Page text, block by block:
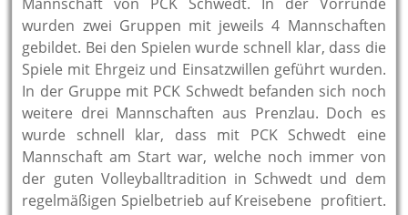
wurden zwei Gruppen mit jeweils 4 Mannschaften
gebildet. Bei den Spielen wurde schnell klar, dass die
Spiele mit Ehrgeiz und Einsatzwillen geführt wurden.
In der Gruppe mit PCK Schwedt befanden sich noch
weitere drei Mannschaften aus Prenzlau. Doch es
wurde schnell klar, dass mit PCK Schwedt eine
Mannschaft am Start war, welche noch immer von
der guten Volleyballtradition in Schwedt und dem
regelmäßigen Spielbetrieb auf Kreisebene profitiert.